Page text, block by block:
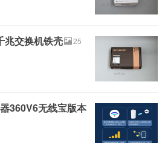
兆交换机铁壳 25
360V6无线宝版本